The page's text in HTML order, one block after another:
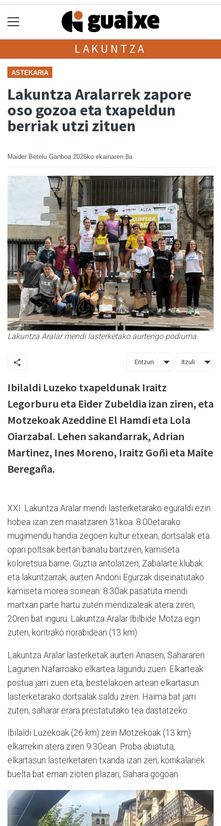
LAKUNTZA
ASTEKARIA
Lakuntza Aralarrek zapore
oso gozoa eta txapeldun
berriak utzi zituen
Maider Betelu Ganboa 2026ko ekainaren 8a
Lakuntza Aralar mendi lasterketako aurtengo podiuma.
Entzun Itzuli
Ibilaldi Luzeko txapeldunak Iraitz
Legorburu eta Eider Zubeldia izan ziren, eta
Motzekoak Azeddine El Hamdi eta Lola
Oiarzabal. Lehen sakandarrak, Adrian
Martinez, Ines Moreno, Iraitz Goñi eta Maite
Beregaña.
XXI. Lakuntza Aralar mendi lasterketarako eguraldi ezin
hobea izan zen maiatzaren 31koa. 8:00etarako
mugimendu handia zegoen kultur etxean, dortsalak eta
opari poltsak bertan banatu baitziren, kamiseta
koloretsua barne. Guztia antolatzen, Zabalarte klubak
eta lakuntzarrak, aurten Andoni Egurzak diseinatutako
kamiseta morea soinean. 8:30ak pasatuta mendi
martxan parte hartu zuten mendizaleak atera ziren,
20ren bat inguru. Lakuntza Aralar Ibilbide Motza egin
zuten, kontrako norabidean (13 km).
Lakuntza Aralar lasterketak aurten Anasen, Sahararen
Lagunen Nafarroako elkartea lagundu zuen. Elkarteak
postua jarri zuen eta, bestelakoen artean elkartasun
lasterketarako dortsalak saldu ziren. Haima bat jarri
zuten, saharar erara prestatutako tea dastatzeko.
Ibilaldi Luzekoak (26 km) zein Motzekoak (13 km)
elkarrekin atera ziren 9:30ean. Proba abiatuta,
elkartasun lasterketaren txanda izan zen; korrikalariek
buelta bat eman zioten plazari, Sahara gogoan.